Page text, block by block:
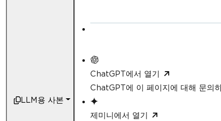
LLM용 사본
ChatGPT에서 열기
ChatGPT에 이 페이지에 대해 문의
제미니에서 열기